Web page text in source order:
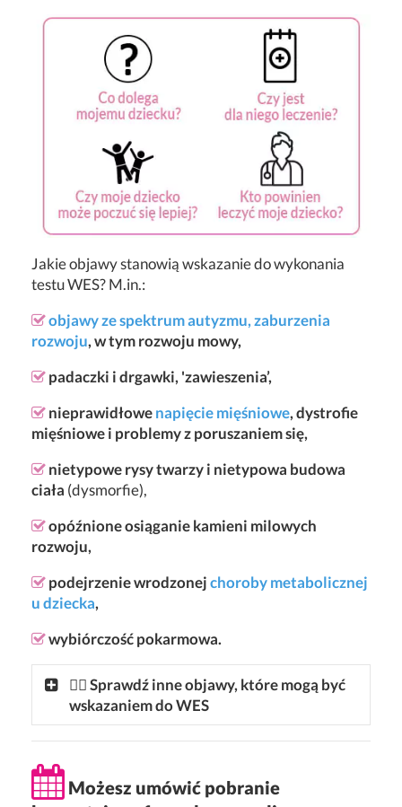
Jakie objawy stanowią wskazanie do wykonania
testu WES? M.in.:
objawy ze spektrum autyzmu,zaburzenia
rozwoju, w tym rozwoju mowy,
padaczki i drgawki, 'zawieszenia’,
nieprawidłowenapięcie mięśniowe, dystrofie
mięśniowe i problemy z poruszaniem się,
nietypowe rysy twarzy i nietypowa budowa
ciała (dysmorfie),
opóźnione osiąganie kamieni milowych
rozwoju,
podejrzenie wrodzonejchoroby metabolicznej
u dziecka,
wybiórczość pokarmowa.
👩‍⚕ Sprawdź inne objawy, które mogą być
wskazaniem do WES
Możesz umówić pobranie